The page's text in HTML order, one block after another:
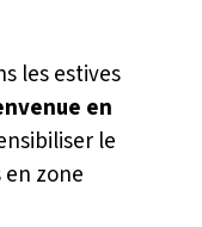
les estives
en
le
zone